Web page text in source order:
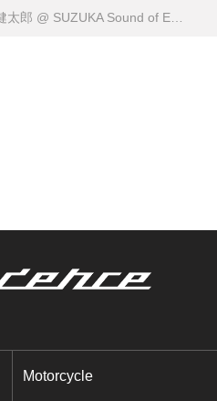
太郎 @ SUZUKA Sound of ENGINE
Motorcycle